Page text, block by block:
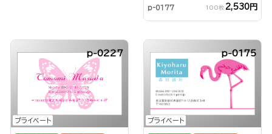
p-0177 100枚 2,530円
プライベート
p-0227
プライベート
p-0175